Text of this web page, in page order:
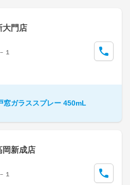
大門店
１
窓ガラススプレー 450mL
岡新成店
１